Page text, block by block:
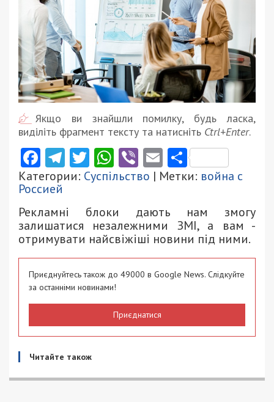
Якщо ви знайшли помилку, будь ласка,
виділіть фрагмент тексту та натисніть Ctrl+Enter.
Facebook
Telegram
Twitter
WhatsApp
ViberEmail
Категории: Суспільство | Метки: война с
Россией
Рекламні блоки дають нам змогу
залишатися незалежними ЗМІ, а вам -
отримувати найсвіжіші новини під ними.
Приєднуйтесь також до 49000 в Google News. Слідкуйте
за останніми новинами!
Приєднатися
Читайте також